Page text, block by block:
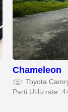
Chameleon
Toyota
Parti Utilizzate: